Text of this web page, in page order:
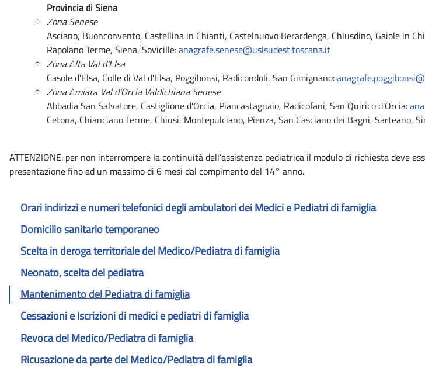
Orari indirizzi e numeri telefonici degli ambulatori dei Medici e Pediatri di famiglia
Domicilio sanitario temporaneo
Scelta in deroga territoriale del Medico/Pediatra di famiglia
Neonato, scelta del pediatra
Mantenimento del Pediatra di famiglia
Cessazioni e Iscrizioni di medici e pediatri di famiglia
Revoca del Medico/Pediatra di famiglia
Ricusazione da parte del Medico/Pediatra di famiglia
Provincia di Siena
Zona Senese
Asciano, Buonconvento, Castellina in Chianti, Castelnuovo Berardenga, Chiusdino, Gaiole in
Rapolano Terme, Siena, Sovicille:anagrafe.senese@uslsudest.toscana.it
Zona Alta Val d'Elsa
Casole d'Elsa, Colle di Val d'Elsa, Poggibonsi, Radicondoli, San Gimignano:
Zona Amiata Val d'Orcia Valdichiana Senese
Abbadia San Salvatore, Castiglione d'Orcia, Piancastagnaio, Radicofani, San Quirico d'Orcia:
Cetona, Chianciano Terme, Chiusi, Montepulciano, Pienza, San Casciano dei Bagni, Sarteano,
ATTENZIONE: per non interrompere la continuità dell’assistenza pediatrica il modulo di richiesta deve
presentazione fino ad un massimo di 6 mesi dal compimento del 14° anno.